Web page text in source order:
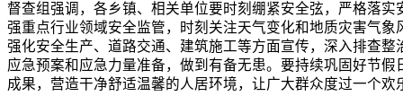
督查组强调，各乡镇、相关单位要时刻绷紧安全弦，严格落实
强重点行业领域安全监管，时刻关注天气变化和地质灾害气象
强化安全生产、道路交通、建筑施工等方面宣传，深入排查整
应急预案和应急力量准备，做到有备无患。要持续巩固好节假
成果，营造干净舒适温馨的人居环境，让广大群众度过一个欢